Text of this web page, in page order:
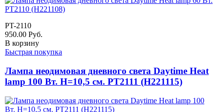
PT-2110
950.00 Руб.
В корзину
Быстрая покупка
Лампа неодимовая дневного света Daytime Heat
lamp 100 Вт. H=10,5 см. PT2111 (H221115)